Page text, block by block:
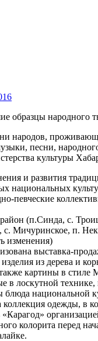
образцы народного
народов,
песни,
культуры
и развития
национальных
певческие
(п.Синда, с.
Мичуринское, п.
изменения)
выставка-
из дерева и
картины в
в лоскутной
блюда национальной
коллекция одежды, в
колорита перед